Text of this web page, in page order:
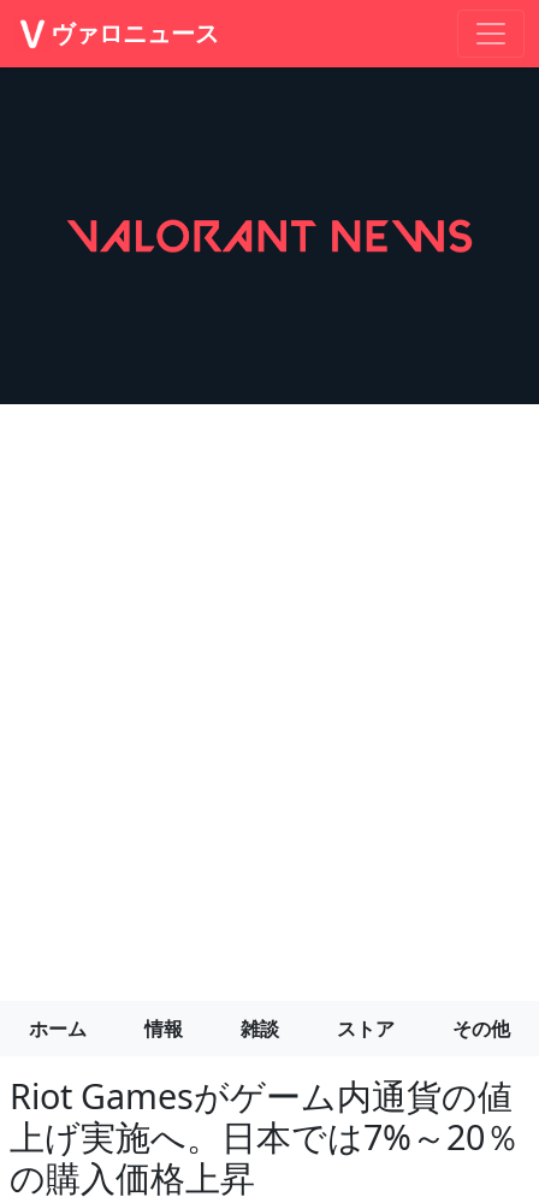
ヴァロニュース
ホーム 情報 雑談 ストア その他
Riot Gamesがゲーム内通貨の値
上げ実施へ。日本では7%～20％
の購入価格上昇